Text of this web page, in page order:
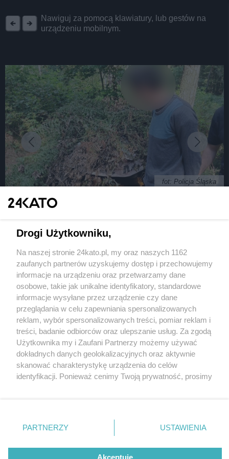
Nawiguj za pomocą klawiatury, lub gestów na
urządzeniu mobilnym.
fot: Policja Śląska
ukrywał się przed wymiarem sprawiedliwości w
1 / 4
Koczownik, Las Murckowski
Wydawca mediów lokalnych
Nie zapomnij
zapoznać się z:
polityką prywatności regulamin korzystania z portali
Twojemiasto
Piekary Śląskie
Chorzów
Tarnowskie Góry
Gliwice
Skontakuj sięz nami
Kontakt
Wydawca
Redakcja
Drogi Użytkowniku,
Na naszej stronie 24kato.pl, my oraz naszych 1162
zaufanych partnerów uzyskujemy dostęp i przechowujemy
informacje na urządzeniu oraz przetwarzamy dane
osobowe, takie jak unikalne identyfikatory, standardowe
informacje wysyłane przez urządzenie czy dane
przeglądania w celu zapewniania spersonalizowanych
reklam, wybór spersonalizowanych treści, pomiar reklam i
treści, badanie odbiorców oraz ulepszanie usług. Za zgodą
Użytkownika my i Zaufani Partnerzy możemy używać
dokładnych danych geolokalizacyjnych oraz aktywnie
skanować charakterystykę urządzenia do celów
identyfikacji. Ponieważ cenimy Twoją prywatność, prosimy
prywatności znajdujący się w lewym dolnym rogu strony
. Niektóre rodzaje przetwarzania danych nie wymagają
zgody użytkownika, ale masz prawo sprzeciwić się
takiemu przetwarzaniu. Preferencje będą miały
PARTNERZY USTAWIENIA
Akceptuję